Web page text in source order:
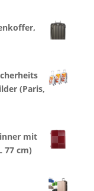
(Paris,
mit
77 cm)